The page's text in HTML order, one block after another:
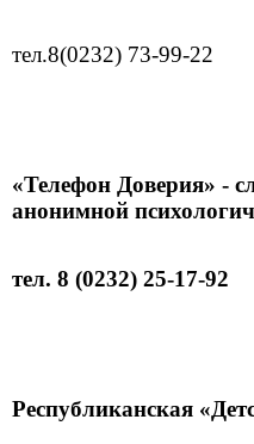
тел.8(0232) 73-99-22
«Телефон Доверия» -
анонимной
тел. 8 (0232) 25-17-92
Республиканская